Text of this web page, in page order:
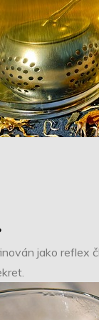
jako reflex